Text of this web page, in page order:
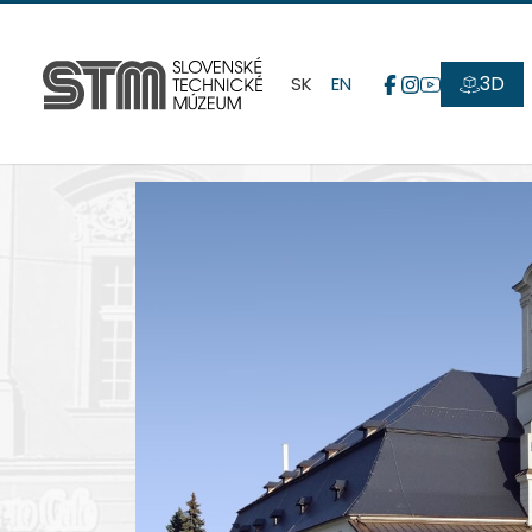
SK EN 3D